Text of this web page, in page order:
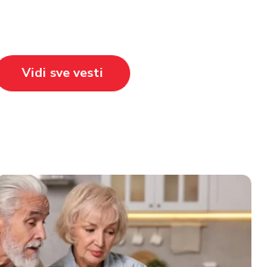
Vidi sve vesti